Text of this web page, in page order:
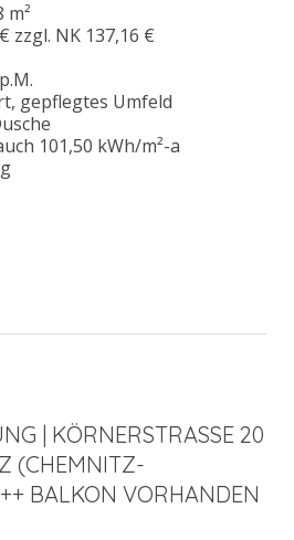
m²
zzgl. NK 137,16 €
gepflegtes Umfeld
101,50 kWh/m²-a
| KÖRNERSTRASSE 20
(CHEMNITZ-
BALKON VORHANDEN